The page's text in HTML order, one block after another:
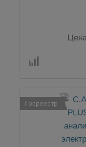
Госреестр